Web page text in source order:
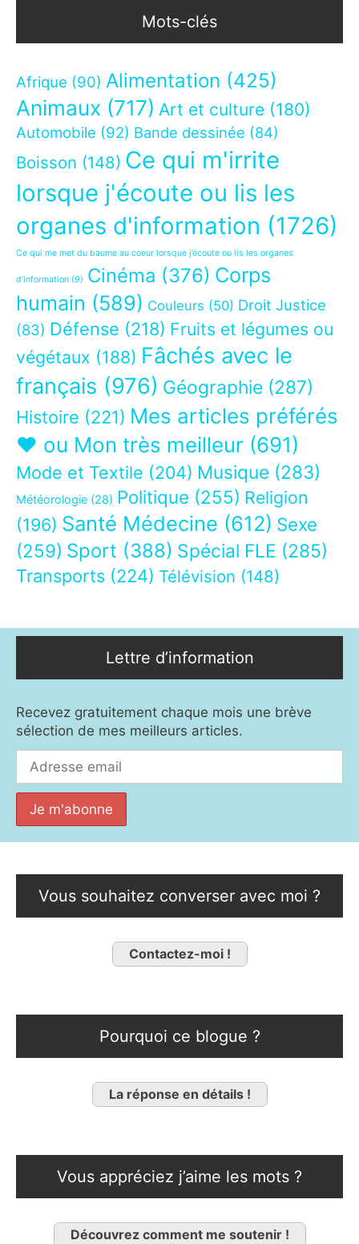
Mots-clés
Afrique (90) Alimentation (425)
Animaux (717) Art et culture (180)
Automobile (92) Bande dessinée (84)
Boisson (148) Ce qui m'irrite
lorsque j'écoute ou lis les
organes d'information (1726)
Ce qui me met du baume au coeur lorsque j’écoute ou lis les organes
d’information (9) Cinéma (376) Corps
humain (589) Couleurs (50) Droit Justice
(83) Défense (218) Fruits et légumes ou
végétaux (188) Fâchés avec le
français (976) Géographie (287)
Histoire (221) Mes articles préférés
❤ ou Mon très meilleur (691)
Mode et Textile (204) Musique (283)
Météorologie (28) Politique (255) Religion
(196) Santé Médecine (612) Sexe
(259) Sport (388) Spécial FLE (285)
Transports (224) Télévision (148)
Lettre d’information
Recevez gratuitement chaque mois une brève
sélection de mes meilleurs articles.
Vous souhaitez converser avec moi ?
Contactez-moi !
Pourquoi ce blogue ?
La réponse en détails !
Vous appréciez j’aime les mots ?
Découvrez comment me soutenir !